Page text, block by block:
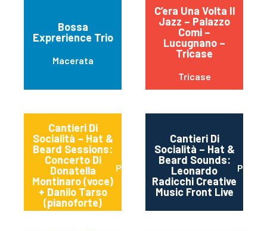
Bossa
Exprerience Trio
Macerata
C’era Una Volta Il
Jazz – Palazzo
Comi –
Lucugnano –
Tricase
Tricase
Cantieri Di
Socialità – Hat &
Beard Sessions:
Concerto Di
Donatella
Montinaro (voce)
+ Danilo Tarso
(pianoforte)
Perugia
Cantieri Di
Socialità – Hat &
Beard Sounds:
Leonardo
Radicchi Creative
Music Front Live